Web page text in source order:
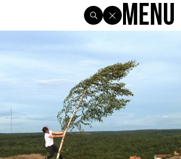
Menu